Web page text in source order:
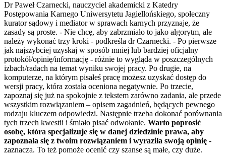
Dr Paweł Czarnecki, nauczyciel akademicki z Katedry
Postępowania Karnego Uniwersytetu Jagiellońskiego, społeczny
kurator sądowy i mediator w sprawach karnych przyznaje, że
zasady są proste. - Nie chcę, aby zabrzmiało to jako algorytm, ale
należy wykonać trzy kroki - podkreśla dr Czarnecki. - Po pierwsze
jak najszybciej uzyskaj w sposób mniej lub bardziej oficjalny
protokół/opinię/informację - różnie to wygląda w poszczególnych
izbach/radach na temat wyniku swojej pracy. Po drugie, na
komputerze, na którym pisałeś pracę możesz uzyskać dostęp do
wersji pracy, która została oceniona negatywnie. Po trzecie,
zapoznaj się już na spokojnie z tekstem zarówno zadania, ale przede
wszystkim rozwiązaniem – opisem zagadnień, będących pewnego
rodzaju kluczem odpowiedzi. Następnie trzeba dokonać porównania
tych trzech kwestii i śmiało pisać odwołanie. Warto poprosić
osobę, która specjalizuje się w danej dziedzinie prawa, aby
zapoznała się z twoim rozwiązaniem i wyraziła swoją opinię -
zaznacza. To też pomoże ocenić czy szanse są małe, czy duże.